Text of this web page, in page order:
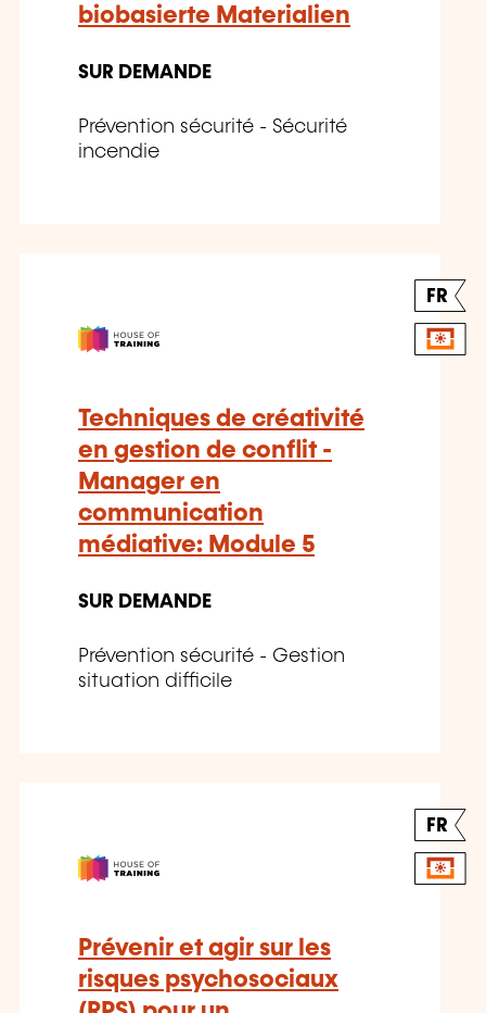
biobasierte Materialien
SUR DEMANDE
Prévention sécurité - Sécurité
incendie
FR
Techniques de créativité
en gestion de conflit -
Manager en
communication
médiative: Module 5
SUR DEMANDE
Prévention sécurité - Gestion
situation difficile
FR
Prévenir et agir sur les
risques psychosociaux